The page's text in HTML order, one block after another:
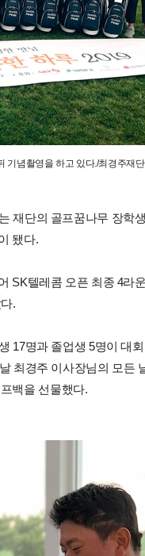
기념촬영을 하고 있다./최경주재단
재단의 골프꿈나무 장학
됐다.
SK텔레콤 오픈 최종 4라
.
17명과 졸업생 5명이 대
최경주 이사장님의 모든
백을 선물했다.